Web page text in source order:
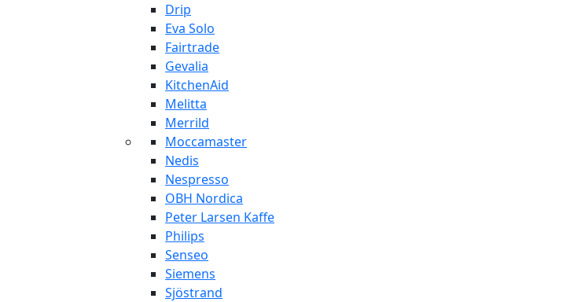
Drip
Eva Solo
Fairtrade
Gevalia
KitchenAid
Melitta
Merrild
Moccamaster
Nedis
Nespresso
OBH Nordica
Peter Larsen Kaffe
Philips
Senseo
Siemens
Sjöstrand